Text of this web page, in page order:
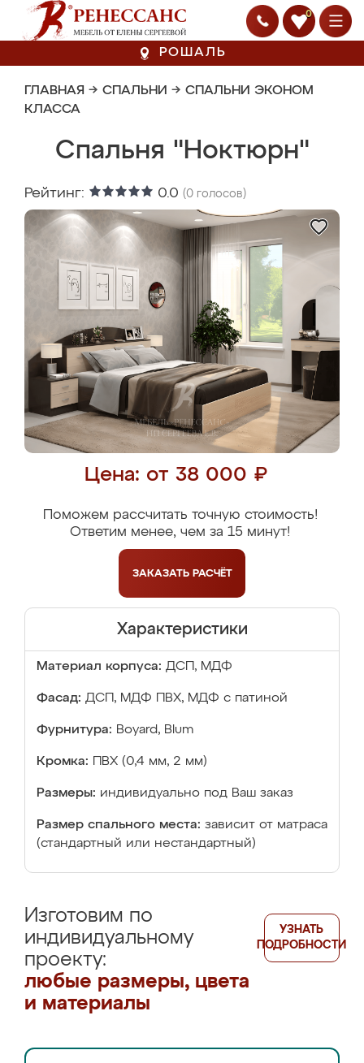
0
РОШАЛЬ
ГЛАВНАЯ → СПАЛЬНИ → СПАЛЬНИ ЭКОНОМ
КЛАССА
Спальня "Ноктюрн"
Рейтинг: 0.0 (0 голосов)
Цена: от 38 000 ₽
Поможем рассчитать точную стоимость!
Ответим менее, чем за 15 минут!
ЗАКАЗАТЬ РАСЧЁТ
Характеристики
Материал корпуса: ДСП, МДФ
Фасад: ДСП, МДФ ПВХ, МДФ с патиной
Фурнитура: Boyard, Blum
Кромка: ПВХ (0,4 мм, 2 мм)
Размеры: индивидуально под Ваш заказ
Размер спального места: зависит от матраса
(стандартный или нестандартный)
Изготовим по
индивидуальному
проекту:
любые размеры, цвета
и материалы
УЗНАТЬ
ПОДРОБНОСТИ